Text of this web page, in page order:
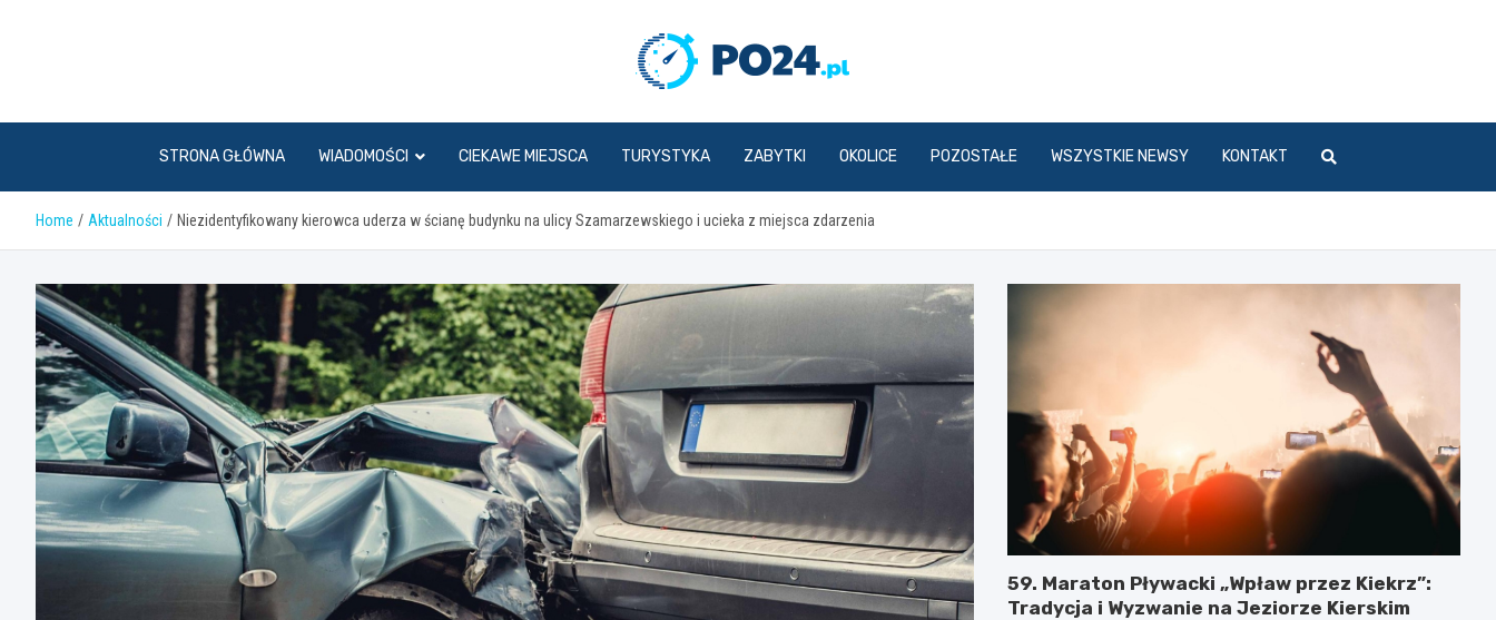
STRONA GŁÓWNA WIADOMOŚCI CIEKAWE MIEJSCA TURYSTYKA ZABYTKI OKOLICE POZOSTAŁE WSZYSTKIE NEWSY KONTAKT
Home Aktualności Niezidentyfikowany kierowca uderza w ścianę budynku na ulicy Szamarzewskiego i ucieka z miejsca zdarzenia
59. Maraton Pływacki „Wpław przez Kiekrz”:
Tradycja i Wyzwanie na Jeziorze Kierskim